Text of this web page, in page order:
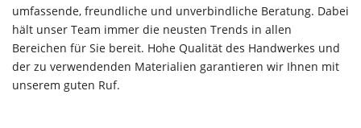
umfassende, freundliche und unverbindliche Beratung. Dabei
hält unser Team immer die neusten Trends in allen
Bereichen für Sie bereit. Hohe Qualität des Handwerkes und
der zu verwendenden Materialien garantieren wir Ihnen mit
unserem guten Ruf.